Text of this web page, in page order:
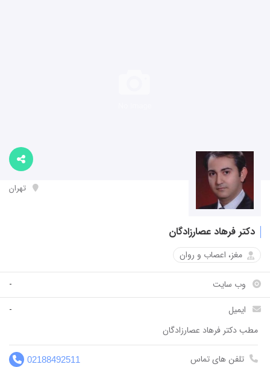
دکتر فرهاد عصارزادگان
مغز، اعصاب و روان
تهران
وب سایت
-
ایمیل
-
مطب دکتر فرهاد عصارزادگان
تلفن های تماس 02188492511